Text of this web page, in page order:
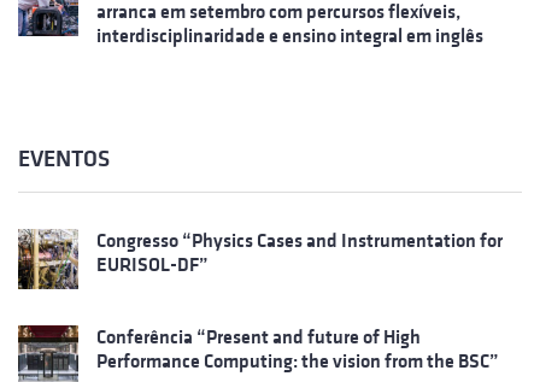
arranca em setembro com percursos flexíveis,
interdisciplinaridade e ensino integral em inglês
EVENTOS
Congresso “Physics Cases and Instrumentation for
EURISOL-DF”
Conferência “Present and future of High
Performance Computing: the vision from the BSC”